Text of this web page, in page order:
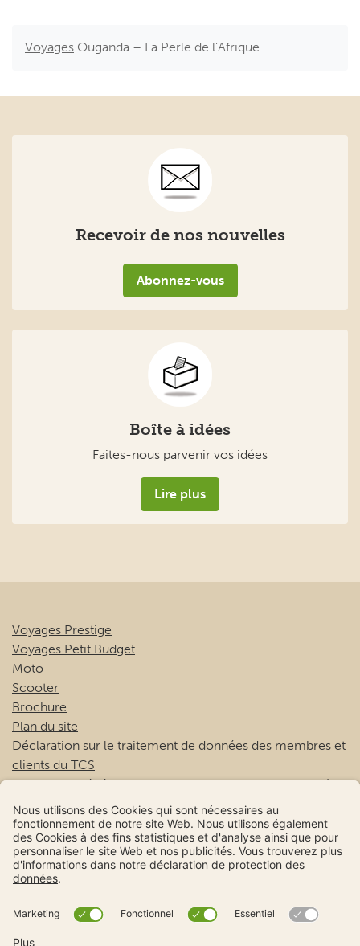
Voyages Ouganda – La Perle de l’Afrique
Recevoir de nos nouvelles
Abonnez-vous
Boîte à idées
Faites-nous parvenir vos idées
Lire plus
Voyages Prestige
Voyages Petit Budget
Moto
Scooter
Brochure
Plan du site
Déclaration sur le traitement de données des membres et
clients du TCS
Conditions générales de contrat et de voyage – 2026 /
2027
TCS
EtienneEtienne
onholidaysagain.com